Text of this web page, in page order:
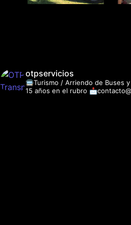
otpservicios
🚍Turismo / Arriendo de Buses y
15 años en el rubro